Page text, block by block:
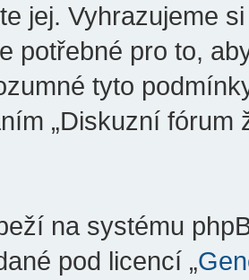
jej. Vyhrazujeme
potřebné pro to,
tyto
„Diskuzní fórum
na systému
pod licencí „